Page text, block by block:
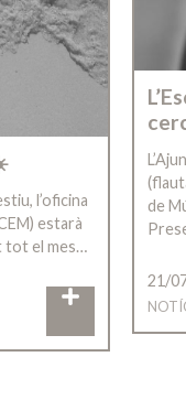
l’oficina
estarà
tot el mes…
de
21/